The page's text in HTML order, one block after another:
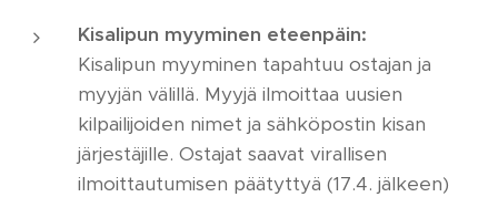
Kisalipun myyminen eteenpäin:
Kisalipun myyminen tapahtuu ostajan ja
myyjän välillä. Myyjä ilmoittaa uusien
kilpailijoiden nimet ja sähköpostin kisan
järjestäjille. Ostajat saavat virallisen
ilmoittautumisen päätyttyä (17.4. jälkeen)